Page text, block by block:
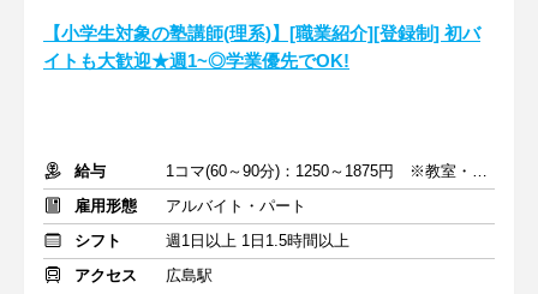
【小学生対象の塾講師(理系)】[職業紹介][登録制] 初バ
イトも大歓迎★週1~◎学業優先でOK!
給与
1コマ(60～90分)：1250～1875円 ※教室・指導内容・対象による
雇用形態
アルバイト・パート
シフト
週1日以上 1日1.5時間以上
アクセス
広島駅